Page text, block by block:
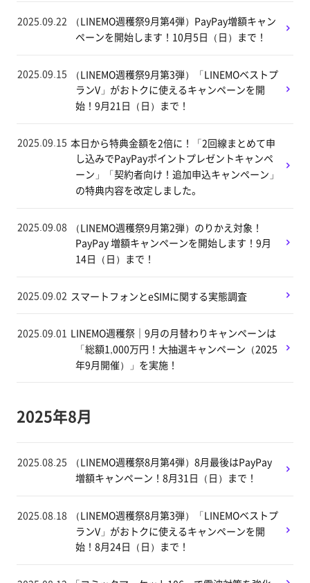
2025.09.22
（LINEMO週穫祭9月第4弾）PayPay増額キャン
ペーンを開始します！10月5日（日）まで！
2025.09.15
（LINEMO週穫祭9月第3弾）「LINEMOベストプ
ランV」がおトクに使えるキャンペーンを開
始！9月21日（日）まで！
2025.09.15 本日から特典金額を2倍に！「2回線まとめて申
し込みでPayPayポイントプレゼントキャンペ
ーン」「契約者向け！追加申込キャンペーン」
の特典内容を改定しました。
2025.09.08
（LINEMO週穫祭9月第2弾）のりかえ対象！
PayPay 増額キャンペーンを開始します！9月
14日（日）まで！
2025.09.02 スマートフォンとeSIMに関する実態調査
2025.09.01 LINEMO週穫祭｜9月の月替わりキャンペーンは
「総額1,000万円！大抽選キャンペーン（2025
年9月開催）」を実施！
2025年8月
2025.08.25
（LINEMO週穫祭8月第4弾）8月最後はPayPay
増額キャンペーン！8月31日（日）まで！
2025.08.18
（LINEMO週穫祭8月第3弾）「LINEMOベストプ
ランV」がおトクに使えるキャンペーンを開
始！8月24日（日）まで！